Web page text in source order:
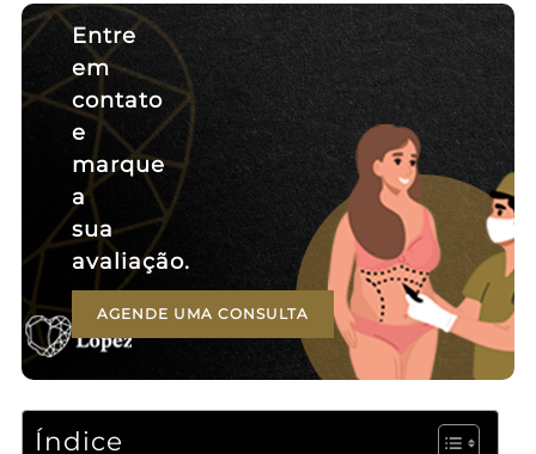
Entre
em
contato
e
marque
a
sua
avaliação.
AGENDE UMA CONSULTA
Índice